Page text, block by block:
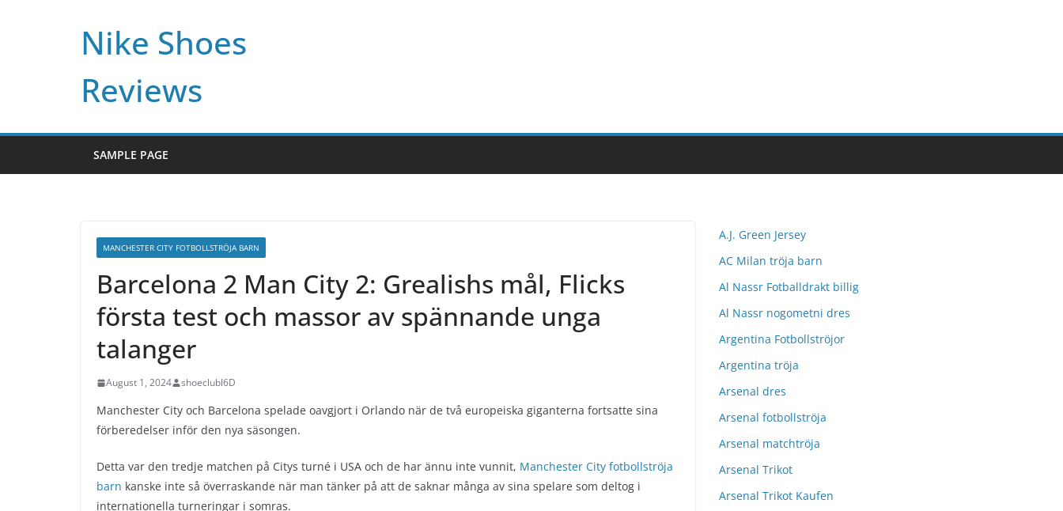
Nike Shoes
Reviews
SAMPLE PAGE
MANCHESTER CITY FOTBOLLSTRÖJA BARN
Barcelona 2 Man City 2: Grealishs mål, Flicks
första test och massor av spännande unga
talanger
August 1, 2024 shoeclubl6D
Manchester City och Barcelona spelade oavgjort i Orlando när de två europeiska giganterna fortsatte sina
förberedelser inför den nya säsongen.
Detta var den tredje matchen på Citys turné i USA och de har ännu inte vunnit, Manchester City fotbollströja
barn kanske inte så överraskande när man tänker på att de saknar många av sina spelare som deltog i
internationella turneringar i somras.
A.J. Green Jersey
AC Milan tröja barn
Al Nassr Fotballdrakt billig
Al Nassr nogometni dres
Argentina Fotbollströjor
Argentina tröja
Arsenal dres
Arsenal fotbollströja
Arsenal matchtröja
Arsenal Trikot
Arsenal Trikot Kaufen